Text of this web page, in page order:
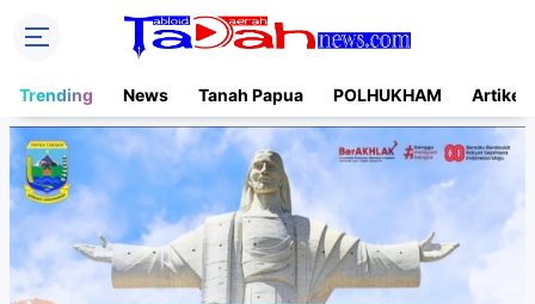
Trending News Tanah Papua POLHUKHAM Artikel